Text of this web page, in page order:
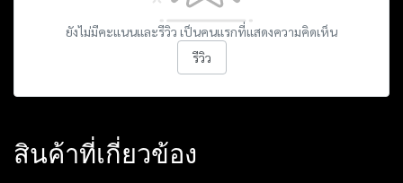
ยังไม่มีคะแนนและรีวิว เป็นคนแรกที่แสดงความคิดเห็น
รีวิว
สินค้าที่เกี่ยวข้อง